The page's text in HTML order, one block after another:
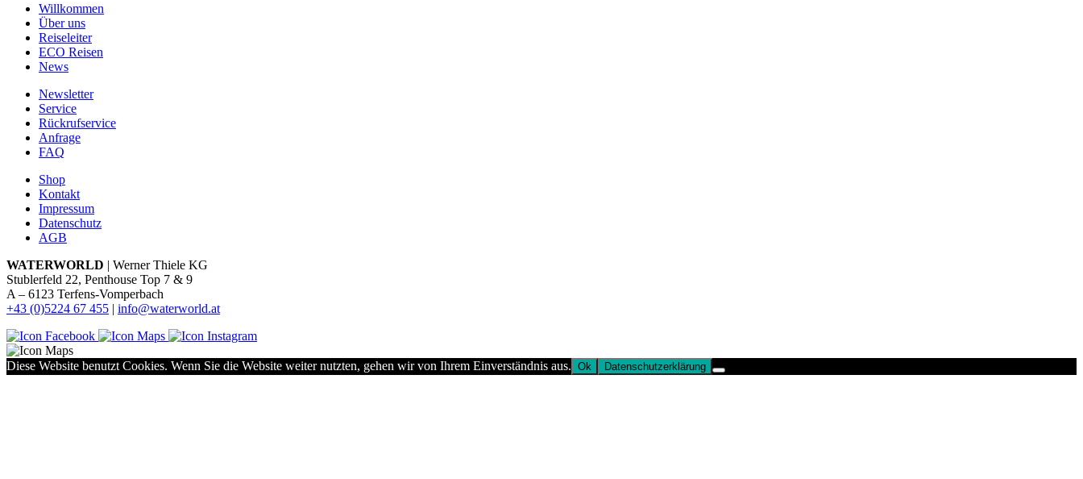
Willkommen
Über uns
Reiseleiter
ECO Reisen
News
Newsletter
Service
Rückrufservice
Anfrage
FAQ
Shop
Kontakt
Impressum
Datenschutz
AGB
WATERWORLD | Werner Thiele KG
Stublerfeld 22, Penthouse Top 7 & 9
A – 6123 Terfens-Vomperbach
+43 (0)5224 67 455 | info@waterworld.at
Diese Website benutzt Cookies. Wenn Sie die Website weiter nutzten, gehen wir von Ihrem Einverständnis aus. Ok Datenschutzerklärung